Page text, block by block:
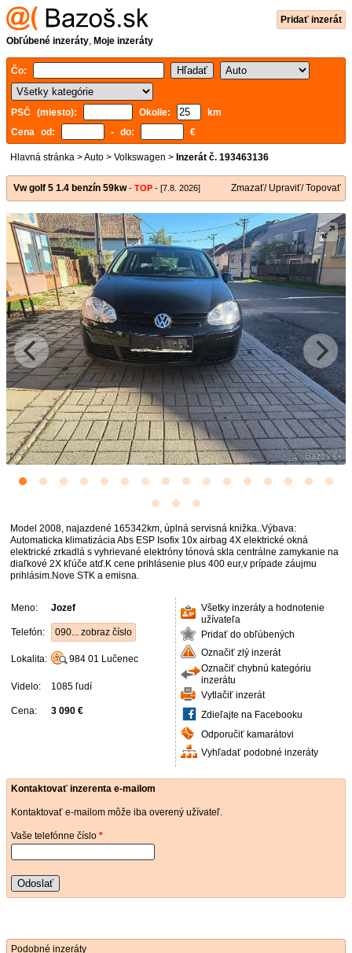
Pridať inzerát
Obľúbené inzeráty, Moje inzeráty
Čo:
PSČ (miesto): Okolie:
km
Cena od:
- do: €
Hlavná stránka >Auto > Volkswagen > Inzerát č. 193463136
Vw golf 5 1.4 benzín 59kw- TOP - [7.8. 2026] Zmazať/ Upraviť/ Topovať
Model 2008, najazdené 165342km, úplná servisná knižka..Výbava:
Automaticka klimatizácia Abs ESP Isofix 10x airbag 4X elektrické okná
elektrické zrkadlá s vyhrievané elektróny tónová skla centrálne zamykanie na
diaľkové 2X kľúče atď.K cene prihlásenie plus 400 eur,v prípade záujmu
prihlásim.Nove STK a emisna.
Meno: Jozef
Telefón: 090... zobraz číslo
Lokalita: 984 01 Lučenec
Videlo: 1085 ľudí
Cena: 3 090 €
Všetky inzeráty a hodnotenie
užívateľa
Pridať do obľúbených
Označiť zlý inzerát
Označiť chybnú kategóriu
inzerátu
Vytlačiť inzerát
Zdieľajte na Facebooku
Odporučiť kamarátovi
Vyhľadať podobné inzeráty
Kontaktovať inzerenta e-mailom
Kontaktovať e-mailom môže iba overený užívateľ.
Vaše telefónne číslo *
Odoslať
Podobné inzeráty